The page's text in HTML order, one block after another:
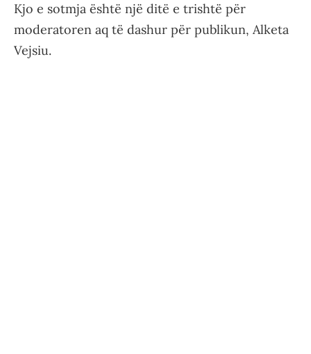
Kjo e sotmja është një ditë e trishtë për
moderatoren aq të dashur për publikun, Alketa
Vejsiu.